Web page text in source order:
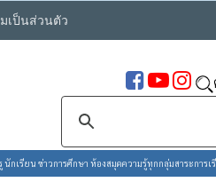
เป็นส่วนตัว
กเรียน ข่าวการศึกษา ห้องสมุดความรู้ทุกกลุ่มสาระการ